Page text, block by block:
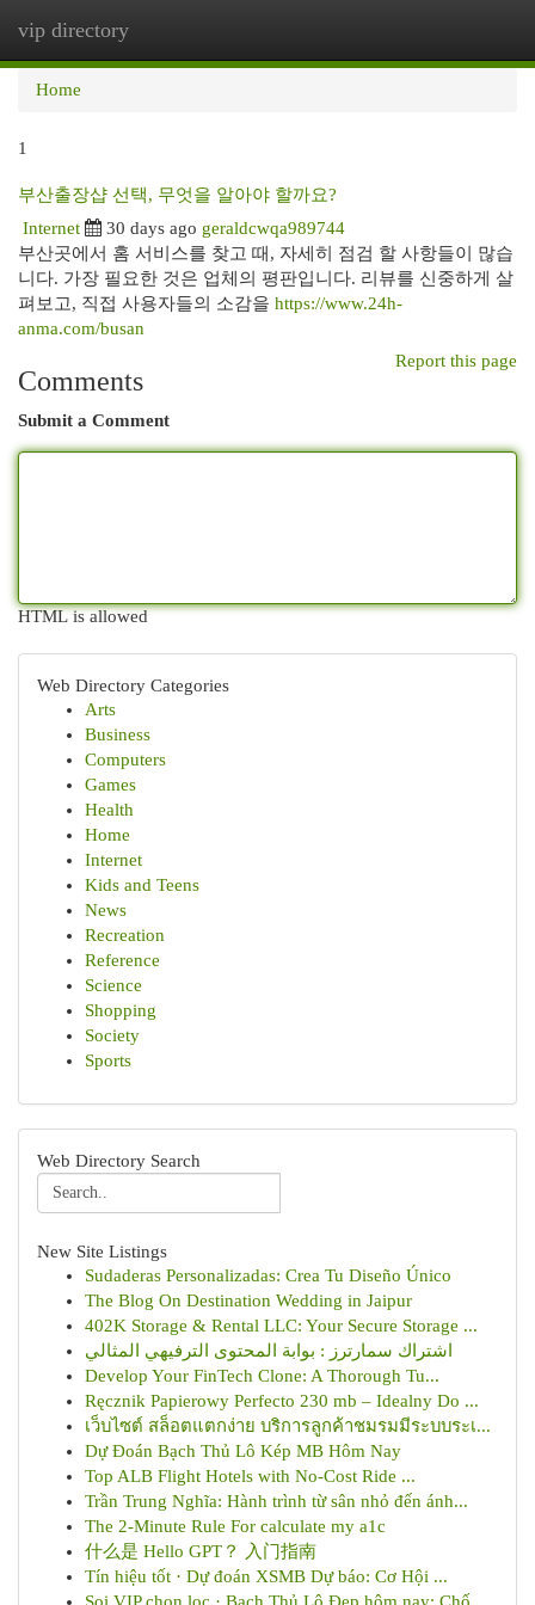
vip directory
Home
1
부산출장샵 선택, 무엇을 알아야 할까요?
Internet 30 days ago geraldcwqa989744
부산곳에서 홈 서비스를 찾고 때, 자세히 점검 할 사항들이 많습
니다. 가장 필요한 것은 업체의 평판입니다. 리뷰를 신중하게 살
펴보고, 직접 사용자들의 소감을 https://www.24h-
anma.com/busan
Report this page
Comments
Submit a Comment
HTML is allowed
Web Directory Categories
Arts
Business
Computers
Games
Health
Home
Internet
Kids and Teens
News
Recreation
Reference
Science
Shopping
Society
Sports
Web Directory Search
New Site Listings
Sudaderas Personalizadas: Crea Tu Diseño Único
The Blog On Destination Wedding in Jaipur
402K Storage & Rental LLC: Your Secure Storage ...
اشتراك سمارترز : بوابة المحتوى الترفيهي المثالي
Develop Your FinTech Clone: A Thorough Tu...
Ręcznik Papierowy Perfecto 230 mb – Idealny Do ...
เว็บไซต์ สล็อตแตกง่าย บริการลูกค้าชมรมมีระบบระเ...
Dự Đoán Bạch Thủ Lô Kép MB Hôm Nay
Top ALB Flight Hotels with No-Cost Ride ...
Trần Trung Nghĩa: Hành trình từ sân nhỏ đến ánh...
The 2-Minute Rule For calculate my a1c
什么是 Hello GPT？ 入门指南
Tín hiệu tốt · Dự đoán XSMB Dự báo: Cơ Hội ...